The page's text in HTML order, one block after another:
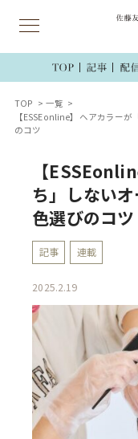
TOP
一覧
【ESSEonline】ヘアカラー
のコツ
【
ち」しない
色選びのコツ
記事 連載
2025.2.19